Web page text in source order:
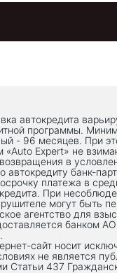
автокредита
программы.
- 96 месяцев. При
«Auto Expert» не
в
автокредиту банк-
платежа в
При
могут быть
агентство для
банком
сaйт носит
не является
Статьи 437